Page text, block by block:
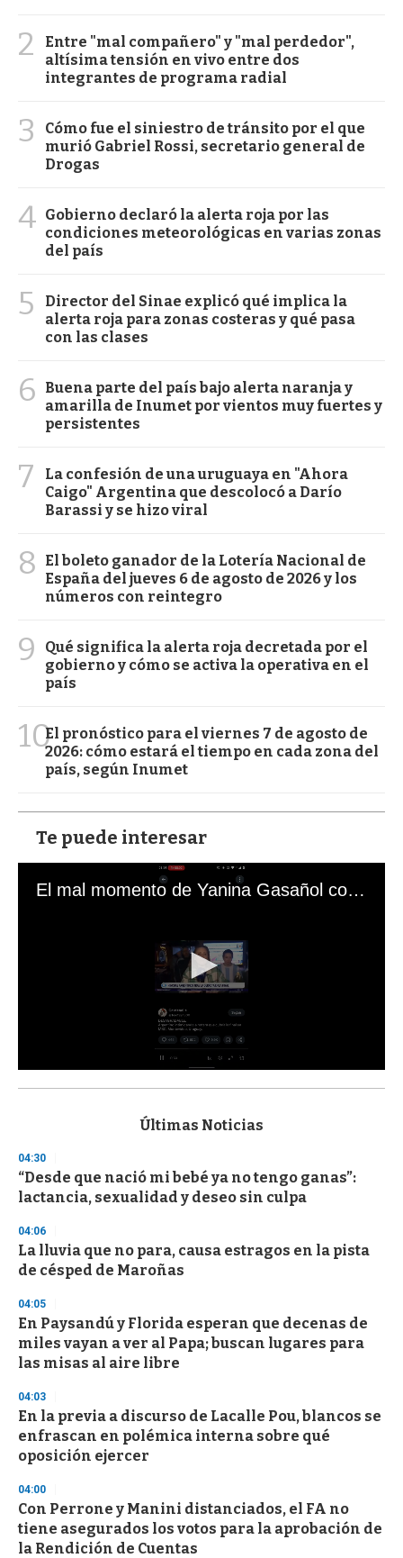
2
Entre "mal compañero" y "mal perdedor",
altísima tensión en vivo entre dos
integrantes de programa radial
3
Cómo fue el siniestro de tránsito por el que
murió Gabriel Rossi, secretario general de
Drogas
4 Gobierno declaró la alerta roja por las
condiciones meteorológicas en varias zonas
del país
5
Director del Sinae explicó qué implica la
alerta roja para zonas costeras y qué pasa
con las clases
6
Buena parte del país bajo alerta naranja y
amarilla de Inumet por vientos muy fuertes y
persistentes
7
La confesión de una uruguaya en "Ahora
Caigo" Argentina que descolocó a Darío
Barassi y se hizo viral
8
El boleto ganador de la Lotería Nacional de
España del jueves 6 de agosto de 2026 y los
números con reintegro
9
Qué significa la alerta roja decretada por el
gobierno y cómo se activa la operativa en el
país
10El pronóstico para el viernes 7 de agosto de
2026: cómo estará el tiempo en cada zona del
país, según Inumet
Te puede interesar
El mal momento de Yanina Gasañol con un hincha argentino en "Subrayado"
s
d
s
o
f
3
s
e
c
n
d
Últimas Noticias
04:30
“Desde que nació mi bebé ya no tengo ganas”:
lactancia, sexualidad y deseo sin culpa
04:06
La lluvia que no para, causa estragos en la pista
de césped de Maroñas
04:05
En Paysandú y Florida esperan que decenas de
miles vayan a ver al Papa; buscan lugares para
las misas al aire libre
04:03
En la previa a discurso de Lacalle Pou, blancos se
enfrascan en polémica interna sobre qué
oposición ejercer
04:00
Con Perrone y Manini distanciados, el FA no
tiene asegurados los votos para la aprobación de
la Rendición de Cuentas